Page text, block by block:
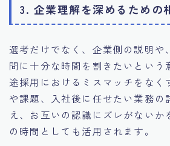
3. 企業理解を深めるための
選考だけでなく、企業側の説明や
問に十分な時間を割きたいという
途採用におけるミスマッチをなく
や課題、入社後に任せたい業務の
え、お互いの認識にズレがないか
の時間としても活用されます。